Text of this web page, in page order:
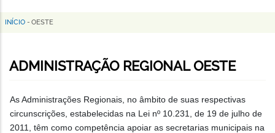
Horizonte
Trilha
navegação
INÍCIO - OESTE
ADMINISTRAÇÃO REGIONAL OESTE
As Administrações Regionais, no âmbito de suas respectivas
circunscrições, estabelecidas na Lei nº 10.231, de 19 de julho de
2011, têm como competência apoiar as secretarias municipais na